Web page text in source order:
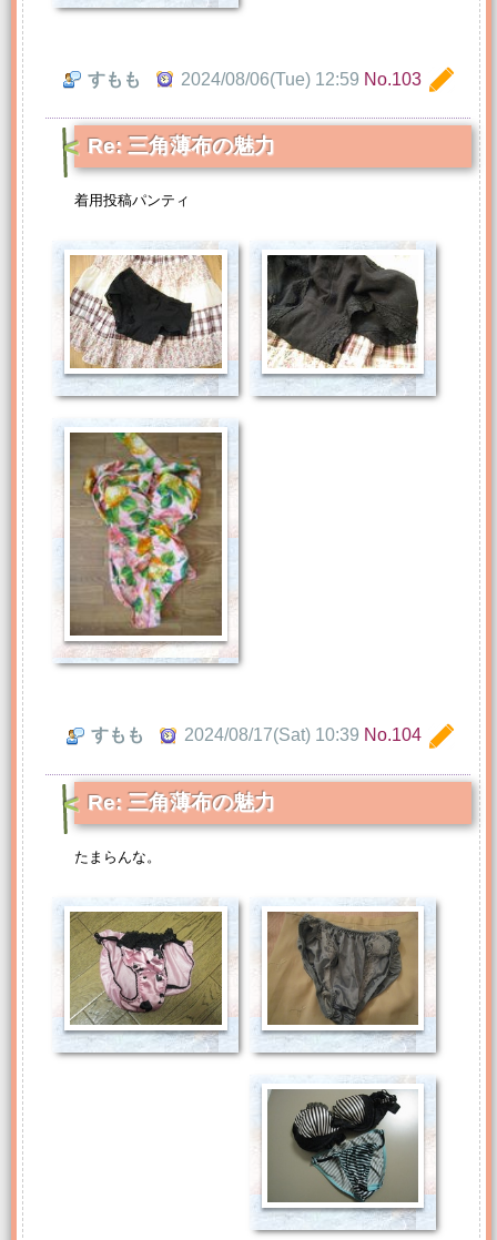
すもも 2024/08/06(Tue) 12:59 No.103
Re: 三角薄布の魅力
着用投稿パンティ
すもも 2024/08/17(Sat) 10:39 No.104
Re: 三角薄布の魅力
たまらんな。